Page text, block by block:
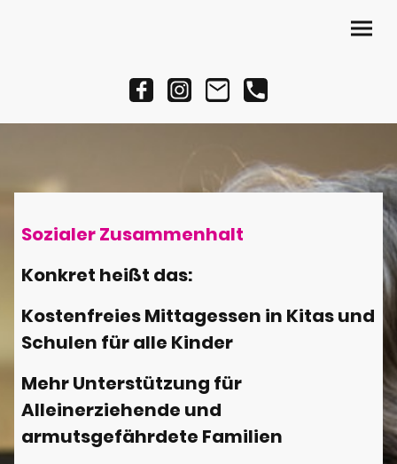
Sozialer Zusammenhalt
Konkret heißt das:
Kostenfreies Mittagessen in Kitas und
Schulen für alle Kinder
Mehr Unterstützung für
Alleinerziehende und
armutsgefährdete Familien